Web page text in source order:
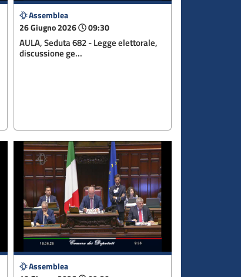
Assemblea
26 Giugno 2026
09:30
AULA, Seduta 682 - Legge elettorale,
discussione ge...
Assemblea